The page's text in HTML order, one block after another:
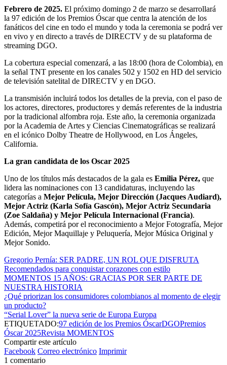
Febrero de 2025. El próximo domingo 2 de marzo se desarrollará
la 97 edición de los Premios Óscar que centra la atención de los
fanáticos del cine en todo el mundo y toda la ceremonia se podrá ver
en vivo y en directo a través de DIRECTV y de su plataforma de
streaming DGO.
La cobertura especial comenzará, a las 18:00 (hora de Colombia), en
la señal TNT presente en los canales 502 y 1502 en HD del servicio
de televisión satelital de DIRECTV y en DGO.
La transmisión incluirá todos los detalles de la previa, con el paso de
los actores, directores, productores y demás referentes de la industria
por la tradicional alfombra roja. Este año, la ceremonia organizada
por la Academia de Artes y Ciencias Cinematográficas se realizará
en el icónico Dolby Theatre de Hollywood, en Los Ángeles,
California.
La gran candidata de los Oscar 2025
Uno de los títulos más destacados de la gala es Emilia Pérez, que
lidera las nominaciones con 13 candidaturas, incluyendo las
categorías a Mejor Película, Mejor Dirección (Jacques Audiard),
Mejor Actriz (Karla Sofía Gascón), Mejor Actriz Secundaria
(Zoe Saldaña) y Mejor Película Internacional (Francia).
Además, competirá por el reconocimiento a Mejor Fotografía, Mejor
Edición, Mejor Maquillaje y Peluquería, Mejor Música Original y
Mejor Sonido.
Gregorio Pernía: SER PADRE, UN ROL QUE DISFRUTA
Recomendados para conquistar corazones con estilo
MOMENTOS 15 AÑOS: GRACIAS POR SER PARTE DE
NUESTRA HISTORIA
¿Qué priorizan los consumidores colombianos al momento de elegir
un producto?
“Serial Lover” la nueva serie de Europa Europa
ETIQUETADO:97 edición de los Premios ÓscarDGOPremios
Óscar 2025Revista MOMENTOS
Compartir este artículo
Facebook Correo electrónico Imprimir
1 comentario